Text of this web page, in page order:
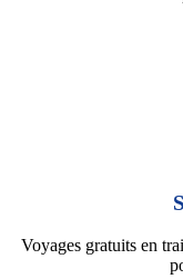
Voyages gratuits en